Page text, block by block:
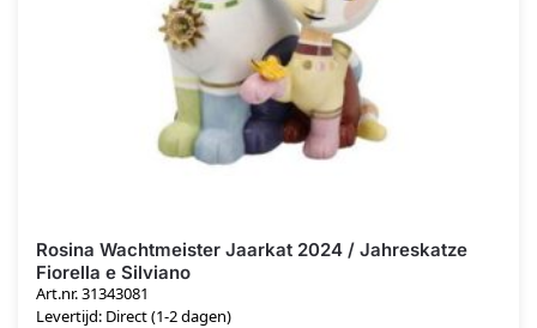
Rosina Wachtmeister Jaarkat 2024 / Jahreskatze
Fiorella e Silviano
Art.nr. 31343081
Levertijd: Direct (1-2 dagen)